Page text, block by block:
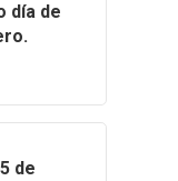
día de
de